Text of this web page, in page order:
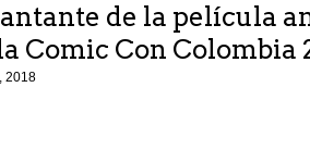
de la película
Comic Con Colombia
2018